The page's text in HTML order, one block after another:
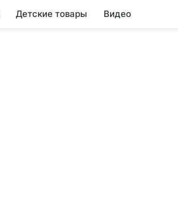
Детские товары Видео